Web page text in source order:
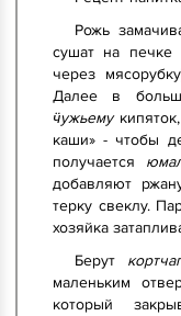
Рожь
сушат на печке
через
Далее в
ӵужьему
каши» - чтобы
получается
добавляют
терку свеклу.
хозяйка
Берут
маленьким
который